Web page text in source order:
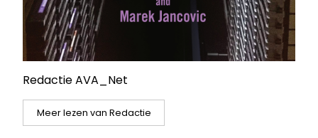
Redactie AVA_Net
Meer lezen van Redactie